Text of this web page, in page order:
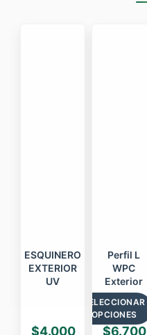
ESQUINERO
EXTERIOR
UV
$4.000
Perfil L
WPC
Exterior
$6.700
SELECCIONAR
OPCIONES